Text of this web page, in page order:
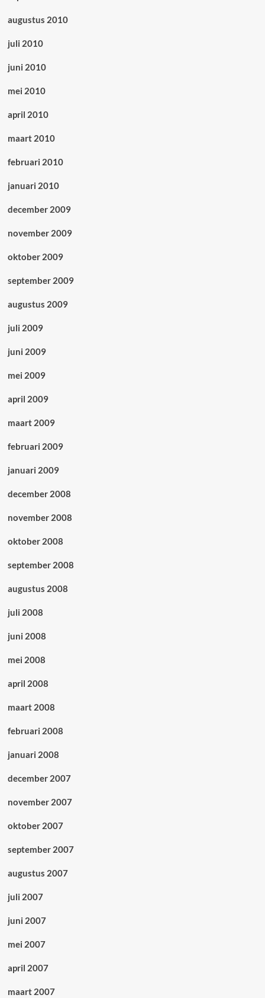
augustus 2010
juli 2010
juni 2010
mei 2010
april 2010
maart 2010
februari 2010
januari 2010
december 2009
november 2009
oktober 2009
september 2009
augustus 2009
juli 2009
juni 2009
mei 2009
april 2009
maart 2009
februari 2009
januari 2009
december 2008
november 2008
oktober 2008
september 2008
augustus 2008
juli 2008
juni 2008
mei 2008
april 2008
maart 2008
februari 2008
januari 2008
december 2007
november 2007
oktober 2007
september 2007
augustus 2007
juli 2007
juni 2007
mei 2007
april 2007
maart 2007